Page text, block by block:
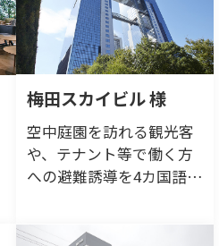
梅田スカイビル 様
空中庭園を訪れる観光客
や、テナント等で働く方
への避難誘導を4カ国語で
接続した「多言語放送支